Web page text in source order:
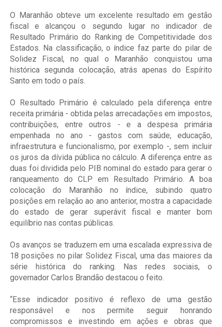
O Maranhão obteve um excelente resultado em gestão
fiscal e alcançou o segundo lugar no indicador de
Resultado Primário do Ranking de Competitividade dos
Estados. Na classificação, o índice faz parte do pilar de
Solidez Fiscal, no qual o Maranhão conquistou uma
histórica segunda colocação, atrás apenas do Espírito
Santo em todo o país.
O Resultado Primário é calculado pela diferença entre
receita primária - obtida pelas arrecadações em impostos,
contribuições, entre outros - e a despesa primária
empenhada no ano - gastos com saúde, educação,
infraestrutura e funcionalismo, por exemplo -, sem incluir
os juros da dívida pública no cálculo. A diferença entre as
duas foi dividida pelo PIB nominal do estado para gerar o
ranqueamento do CLP em Resultado Primário. A boa
colocação do Maranhão no índice, subindo quatro
posições em relação ao ano anterior, mostra a capacidade
do estado de gerar superávit fiscal e manter bom
equilíbrio nas contas públicas.
Os avanços se traduzem em uma escalada expressiva de
18 posições no pilar Solidez Fiscal, uma das maiores da
série histórica do ranking. Nas redes sociais, o
governador Carlos Brandão destacou o feito.
“Esse indicador positivo é reflexo de uma gestão
responsável e nos permite seguir honrando
compromissos e investindo em ações e obras que